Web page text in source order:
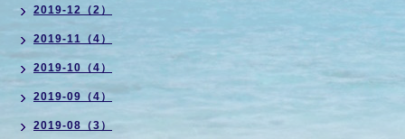
2019-12（2）
2019-11（4）
2019-10（4）
2019-09（4）
2019-08（3）